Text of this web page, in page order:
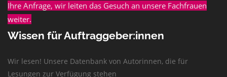
Ihre Anfrage, wir leiten das Gesuch an unsere Fachfrauen
weiter.
Wissen für Auftraggeber:innen
Wir lesen! Unsere Datenbank von Autorinnen, die für
Lesungen zur Verfügung stehen